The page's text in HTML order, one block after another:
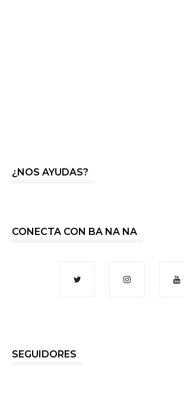
¿NOS AYUDAS?
CONECTA CON BA NA NA
SEGUIDORES